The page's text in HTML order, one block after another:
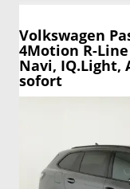
Volkswagen
4Motion R-Line
Navi, IQ.Light,
sofort